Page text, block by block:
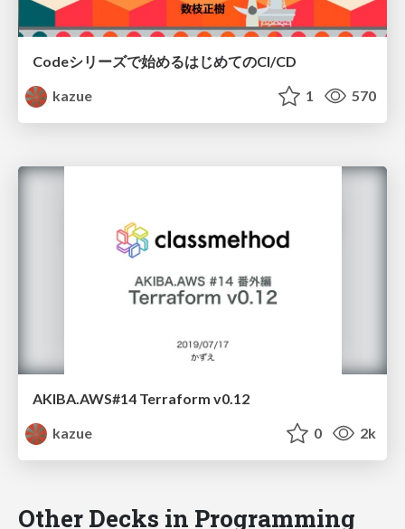
Codeシリーズで始めるはじめてのCI/CD
kazue
1 570
AKIBA.AWS#14 Terraform v0.12
kazue
0 2k
Other Decks in Programming